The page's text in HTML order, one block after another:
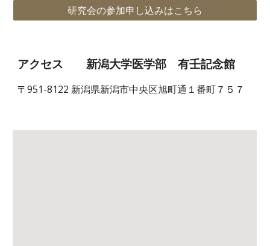
研究会の参加申し込みはこちら
アクセス 新潟大学医学部 有壬記念館
〒951-8122 新潟県新潟市中央区旭町通１番町７５７